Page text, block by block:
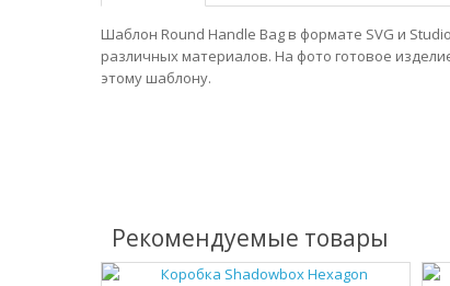
Шаблон Round Handle Bag в формате SVG и
различных материалов. На фото готовое
этому шаблону.
Рекомендуемые товары